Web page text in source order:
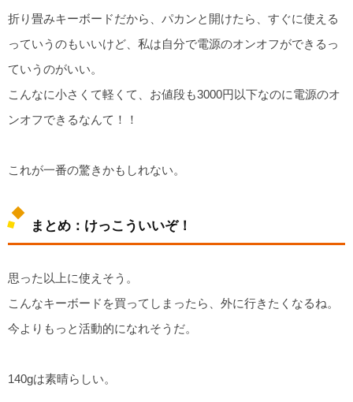
折り畳みキーボードだから、パカンと開けたら、すぐに使える
っていうのもいいけど、私は自分で電源のオンオフができるっ
ていうのがいい。
こんなに小さくて軽くて、お値段も3000円以下なのに電源のオ
ンオフできるなんて！！
これが一番の驚きかもしれない。
まとめ：けっこういいぞ！
思った以上に使えそう。
こんなキーボードを買ってしまったら、外に行きたくなるね。
今よりもっと活動的になれそうだ。
140gは素晴らしい。